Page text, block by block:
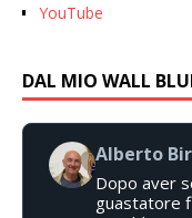
YouTube
DAL MIO WALL
Alberto
Dopo aver
guastatore